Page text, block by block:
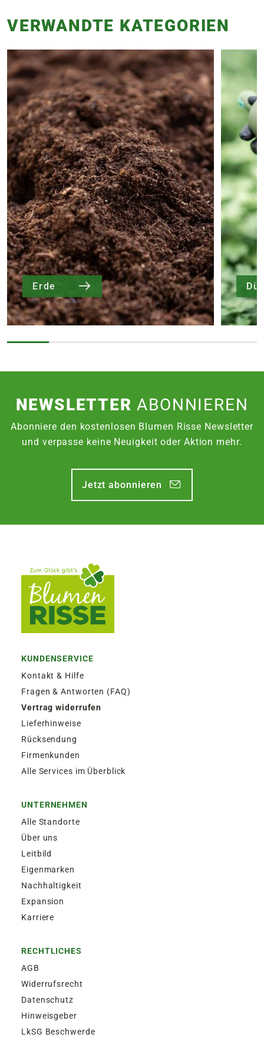
VERWANDTE KATEGORIEN
Erde
NEWSLETTERABONNIEREN
Abonniere den kostenlosen Blumen Risse Newsletter
und verpasse keine Neuigkeit oder Aktion mehr.
Jetzt abonnieren
KUNDENSERVICE
Kontakt & Hilfe
Fragen & Antworten (FAQ)
Vertrag widerrufen
Lieferhinweise
Rücksendung
Firmenkunden
Alle Services im Überblick
UNTERNEHMEN
Alle Standorte
Über uns
Leitbild
Eigenmarken
Nachhaltigkeit
Expansion
Karriere
RECHTLICHES
AGB
Widerrufsrecht
Datenschutz
Hinweisgeber
LkSG Beschwerde